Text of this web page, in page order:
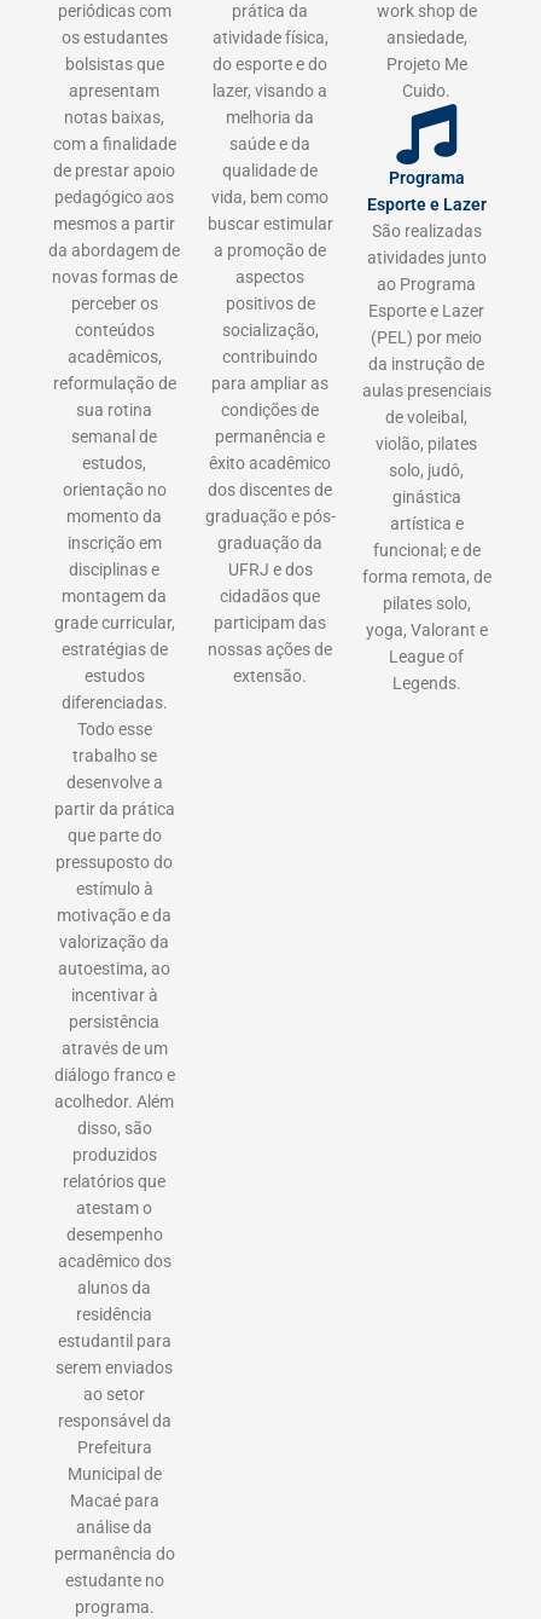
periódicas com
os estudantes
bolsistas que
apresentam
notas baixas,
com a finalidade
de prestar apoio
pedagógico aos
mesmos a partir
da abordagem de
novas formas de
perceber os
conteúdos
acadêmicos,
reformulação de
sua rotina
semanal de
estudos,
orientação no
momento da
inscrição em
disciplinas e
montagem da
grade curricular,
estratégias de
estudos
diferenciadas.
Todo esse
trabalho se
desenvolve a
partir da prática
que parte do
pressuposto do
estímulo à
motivação e da
valorização da
autoestima, ao
incentivar à
persistência
através de um
diálogo franco e
acolhedor. Além
disso, são
produzidos
relatórios que
atestam o
desempenho
acadêmico dos
alunos da
residência
estudantil para
serem enviados
ao setor
responsável da
Prefeitura
Municipal de
Macaé para
análise da
permanência do
estudante no
programa.
prática da
atividade física,
do esporte e do
lazer, visando a
melhoria da
saúde e da
qualidade de
vida, bem como
buscar estimular
a promoção de
aspectos
positivos de
socialização,
contribuindo
para ampliar as
condições de
permanência e
êxito acadêmico
dos discentes de
graduação e pós-
graduação da
UFRJ e dos
cidadãos que
participam das
nossas ações de
extensão.
work shop de
ansiedade,
Projeto Me
Cuido.
Programa
Esporte e Lazer
São realizadas
atividades junto
ao Programa
Esporte e Lazer
(PEL) por meio
da instrução de
aulas presenciais
de voleibal,
violão, pilates
solo, judô,
ginástica
artística e
funcional; e de
forma remota, de
pilates solo,
yoga, Valorant e
League of
Legends.